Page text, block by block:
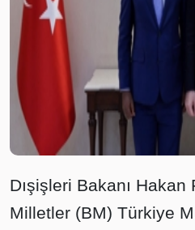
Dışişleri Bakanı
Milletler (BM) Türkiye